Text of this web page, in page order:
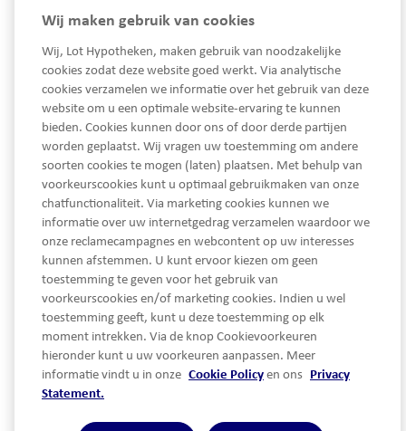
Snel naar...
Wij maken gebruik van cookies
Wij, Lot Hypotheken, maken gebruik van noodzakelijke
cookies zodat deze website goed werkt. Via analytische
cookies verzamelen we informatie over het gebruik van deze
website om u een optimale website-ervaring te kunnen
bieden. Cookies kunnen door ons of door derde partijen
worden geplaatst. Wij vragen uw toestemming om andere
soorten cookies te mogen (laten) plaatsen. Met behulp van
voorkeurscookies kunt u optimaal gebruikmaken van onze
chatfunctionaliteit. Via marketing cookies kunnen we
informatie over uw internetgedrag verzamelen waardoor we
onze reclamecampagnes en webcontent op uw interesses
kunnen afstemmen. U kunt ervoor kiezen om geen
toestemming te geven voor het gebruik van
voorkeurscookies en/of marketing cookies. Indien u wel
toestemming geeft, kunt u deze toestemming op elk
moment intrekken. Via de knop Cookievoorkeuren
hieronder kunt u uw voorkeuren aanpassen. Meer
informatie vindt u in onze Cookie Policy en ons Privacy
Statement.